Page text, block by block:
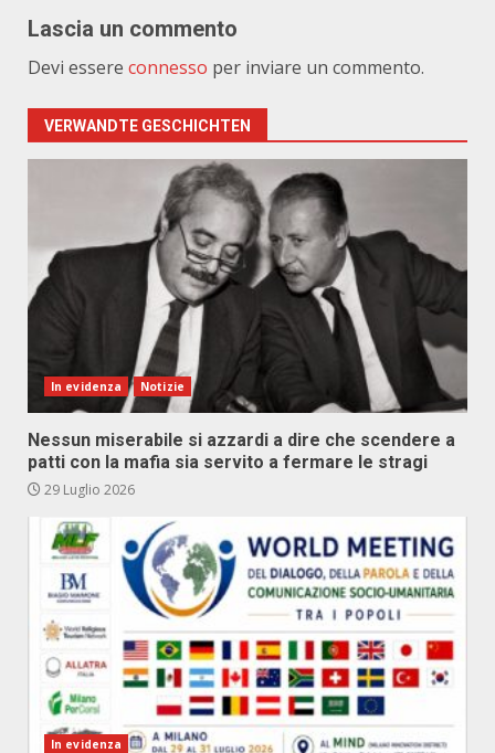
Lascia un commento
Devi essere connesso per inviare un commento.
VERWANDTE GESCHICHTEN
In evidenza Notizie
Nessun miserabile si azzardi a dire che scendere a
patti con la mafia sia servito a fermare le stragi
29 Luglio 2026
In evidenza